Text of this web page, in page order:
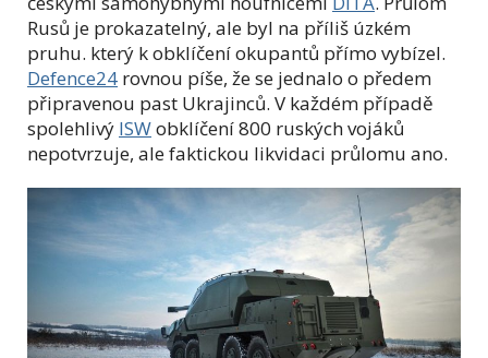
Rusů je prokazatelný, ale byl na příliš úzkém
pruhu. který k obklíčení okupantů přímo vybízel.
Defence24 rovnou píše, že se jednalo o předem
připravenou past Ukrajinců. V každém případě
spolehlivý ISWobklíčení 800 ruských vojáků
nepotvrzuje, ale faktickou likvidaci průlomu ano.